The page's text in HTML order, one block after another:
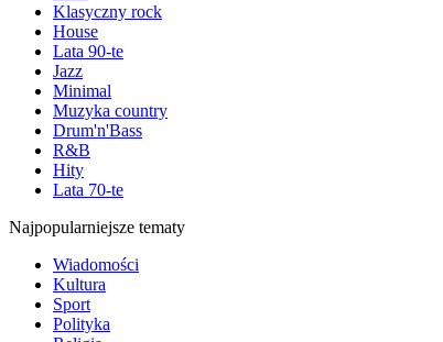
Klasyczny rock
House
Lata 90-te
Jazz
Minimal
Muzyka country
Drum'n'Bass
R&B
Hity
Lata 70-te
Najpopularniejsze tematy
Wiadomości
Kultura
Sport
Polityka